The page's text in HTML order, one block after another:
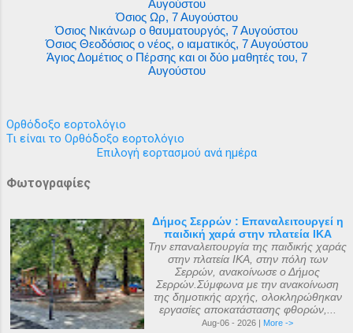
Αυγούστου
Όσιος Ωρ, 7 Αυγούστου
Όσιος Νικάνωρ ο θαυματουργός, 7 Αυγούστου
Όσιος Θεοδόσιος ο νέος, ο ιαματικός, 7 Αυγούστου
Άγιος Δομέτιος ο Πέρσης και οι δύο μαθητές του, 7
Αυγούστου
Ορθόδοξο εορτολόγιο
Τι είναι το Ορθόδοξο εορτολόγιο
Επιλογή εορτασμού ανά ημέρα
Φωτογραφίες
Δήμος Σερρών : Επαναλειτουργεί η
παιδική χαρά στην πλατεία ΙΚΑ
Την επαναλειτουργία της παιδικής χαράς
στην πλατεία ΙΚΑ, στην πόλη των
Σερρών, ανακοίνωσε ο Δήμος
Σερρών.Σύμφωνα με την ανακοίνωση
της δημοτικής αρχής, ολοκληρώθηκαν
εργασίες αποκατάστασης φθορών,...
Aug-06 - 2026 | More ->